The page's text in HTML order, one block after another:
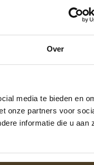
Over
media te bieden en
onze partners voor
informatie die u aan
uit
schrijft:
geen problemen,
blij ! Woensdag
wel 1